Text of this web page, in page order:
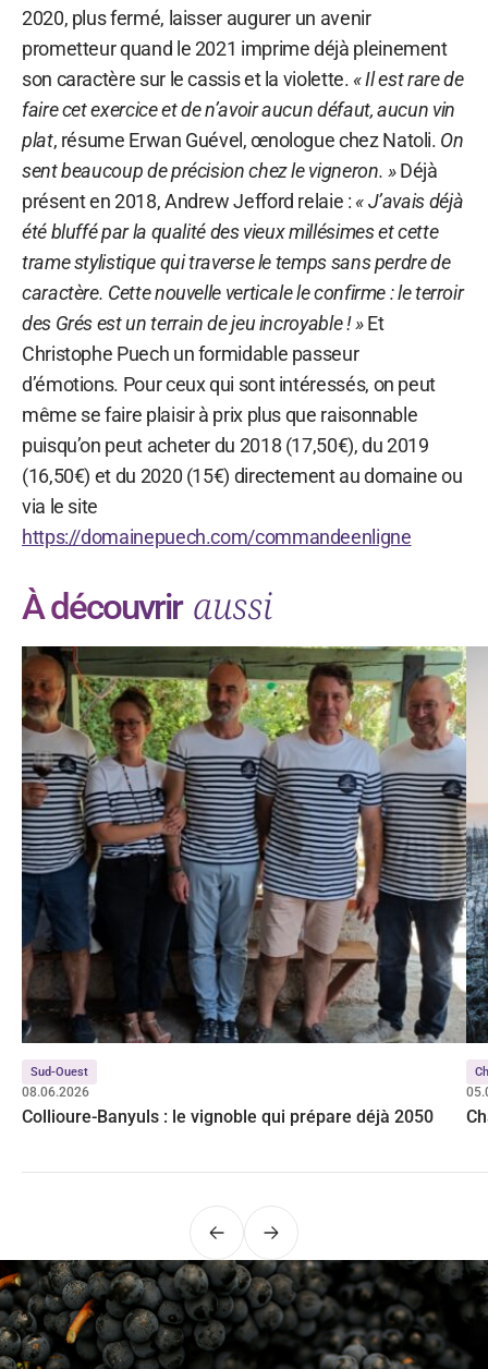
2020, plus fermé, laisser augurer un avenir
prometteur quand le 2021 imprime déjà pleinement
son caractère sur le cassis et la violette.« Il est rare de
faire cet exercice et de n’avoir aucun défaut, aucun vin
plat, résume Erwan Guével, œnologue chez Natoli. On
sent beaucoup de précision chez le vigneron. »Déjà
présent en 2018, Andrew Jefford relaie :« J’avais déjà
été bluffé par la qualité des vieux millésimes et cette
trame stylistique qui traverse le temps sans perdre de
caractère. Cette nouvelle verticale le confirme : le terroir
des Grés est un terrain de jeu incroyable ! »Et
Christophe Puech un formidable passeur
d’émotions. Pour ceux qui sont intéressés, on peut
même se faire plaisir à prix plus que raisonnable
puisqu’on peut acheter du 2018 (17,50€), du 2019
(16,50€) et du 2020 (15€) directement au domaine ou
via le site
https://domainepuech.com/commandeenligne
À découvrir aussi
Sud-Ouest
08.06.2026
Collioure-Banyuls : le vignoble qui prépare déjà 2050
PrécédentSuivant